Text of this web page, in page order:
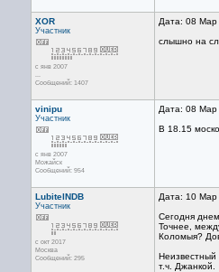
XOR
Участник
с янв 2007
...
Сообщений: 1407
Дата: 08 Мар
слышно на
vinipu
Участник
с янв 2007
Можайск
Сообщений: 954
Дата: 08 Мар
В 18.15
LubitelNDB
Участник
с окт 2017
Москва
Сообщений: 295
Дата: 10 Мар
Сегодня
Точнее,
Коломыя?
Неизвестный
т.ч. Джанкой.